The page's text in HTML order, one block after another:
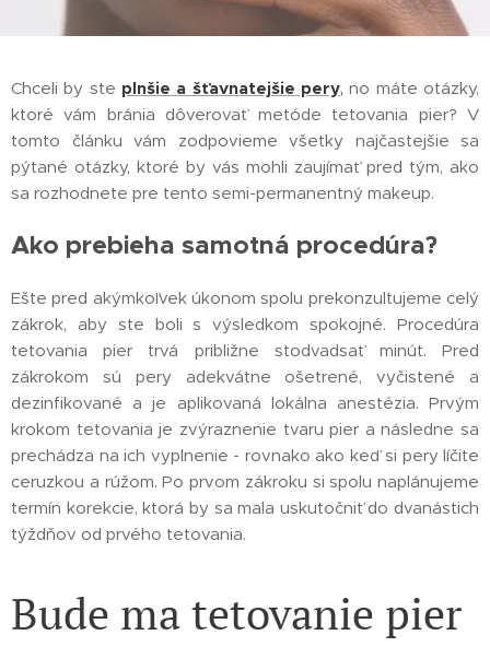
Chceli by ste plnšie a šťavnatejšie pery, no máte otázky,
ktoré vám bránia dôverovať metóde tetovania pier? V
tomto článku vám zodpovieme všetky najčastejšie sa
pýtané otázky, ktoré by vás mohli zaujímať pred tým, ako
sa rozhodnete pre tento semi-permanentný makeup.
Ako prebieha samotná procedúra?
Ešte pred akýmkoľvek úkonom spolu prekonzultujeme celý
zákrok, aby ste boli s výsledkom spokojné. Procedúra
tetovania pier trvá približne stodvadsať minút. Pred
zákrokom sú pery adekvátne ošetrené, vyčistené a
dezinfikované a je aplikovaná lokálna anestézia. Prvým
krokom tetovania je zvýraznenie tvaru pier a následne sa
prechádza na ich vyplnenie - rovnako ako keď si pery líčite
ceruzkou a rúžom. Po prvom zákroku si spolu naplánujeme
termín korekcie, ktorá by sa mala uskutočniť do dvanástich
týždňov od prvého tetovania.
Bude ma tetovanie pier